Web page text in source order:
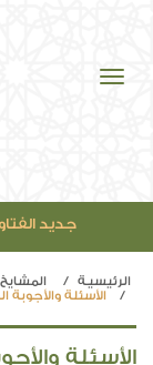
جديد
الرئيسيـة المشايخ
الأسئلة والأجوبة
الأسئلة